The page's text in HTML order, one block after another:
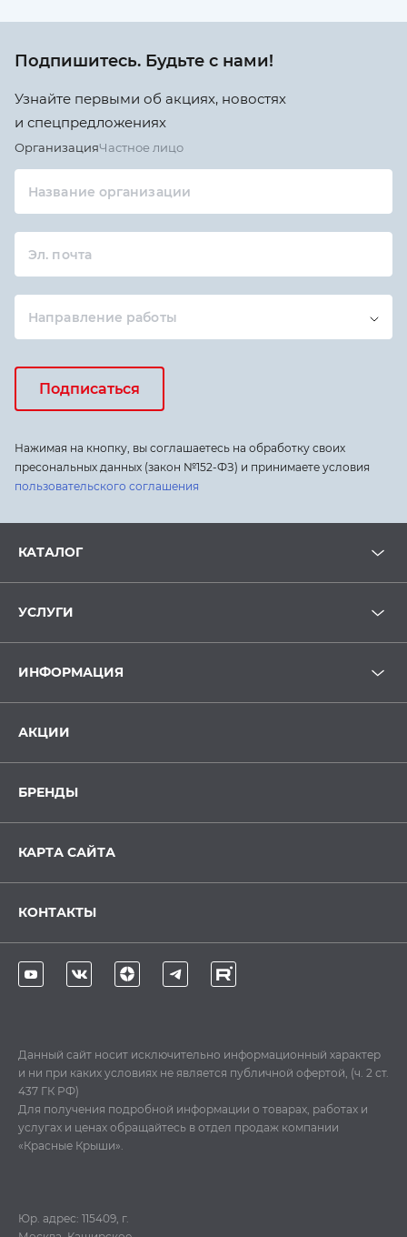
Подпишитесь. Будьте с нами!
Узнайте первыми об акциях, новостях
и спецпредложениях
ОрганизацияЧастное лицо
Название организации
Эл. почта
Направление работы
Подписаться
Нажимая на кнопку, вы соглашаетесь на обработку своих
пресональных данных (закон №152-ФЗ) и принимаете условия
пользовательского соглашения
КАТАЛОГ
УСЛУГИ
ИНФОРМАЦИЯ
АКЦИИ
БРЕНДЫ
КАРТА САЙТА
КОНТАКТЫ
Данный сайт носит исключительно информационный характер
и ни при каких условиях не является публичной офертой, (ч. 2 ст.
437 ГК РФ)
Для получения подробной информации о товарах, работах и
услугах и ценах обращайтесь в отдел продаж компании
«Красные Крыши».
Юр. адрес: 115409, г.